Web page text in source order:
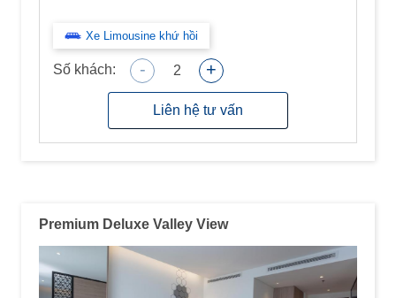
Xe Limousine khứ hồi
Số khách: - 2 +
Liên hệ tư vấn
Premium Deluxe Valley View